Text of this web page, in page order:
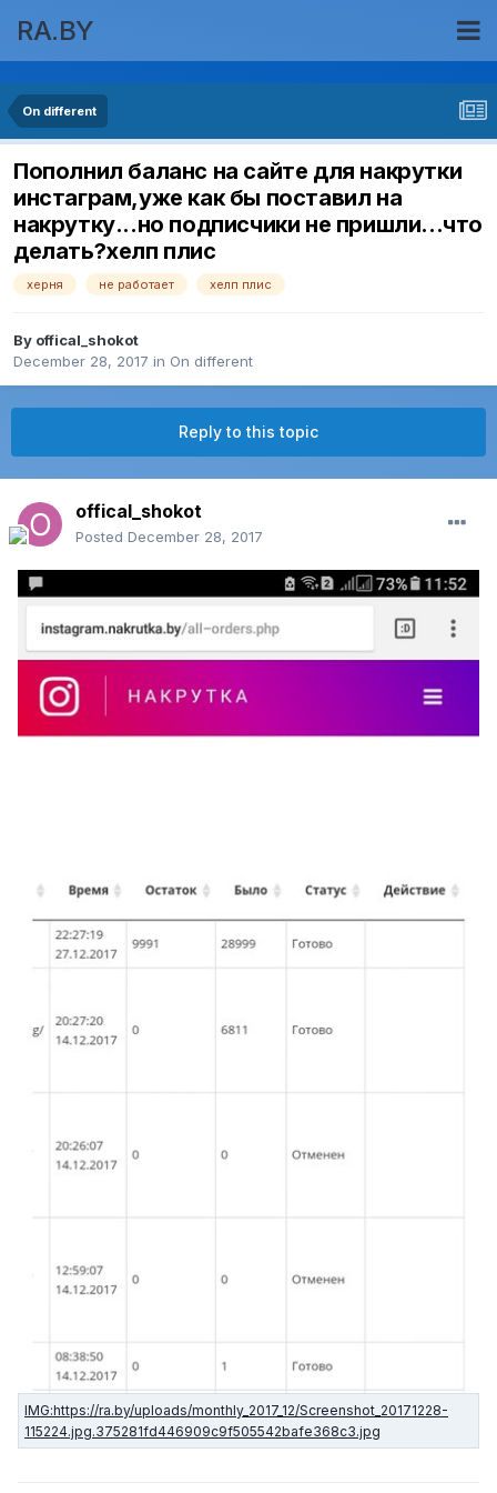
RA.BY
On different
Пополнил баланс на сайте для накрутки
инстаграм,уже как бы поставил на
накрутку...но подписчики не пришли...что
делать?хелп плис
херня не работает хелп плис
By offical_shokot
December 28, 2017 in On different
Reply to this topic
offical_shokot
Posted December 28, 2017